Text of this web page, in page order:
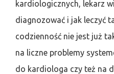
kardiologicznych, lekarz
diagnozować i jak leczyć
codzienność nie jest już
na liczne problemy
do kardiologa czy też na